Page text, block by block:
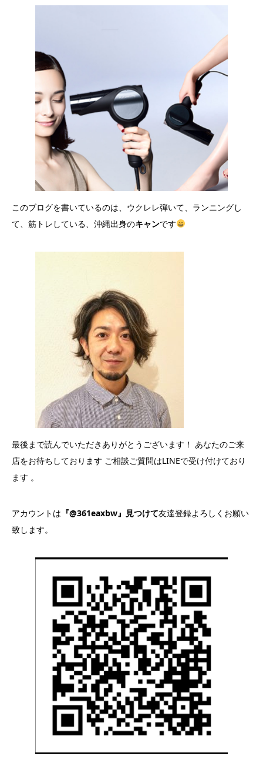
このブログを書いているのは、ウクレレ弾いて、ランニングし
て、筋トレしている、沖縄出身のキャンです
最後まで読んでいただきありがとうございます！ あなたのご来
店をお待ちしております ご相談ご質問はLINEで受け付けており
ます 。
アカウントは 『@361eaxbw』見つけて友達登録よろしくお願い
致します。